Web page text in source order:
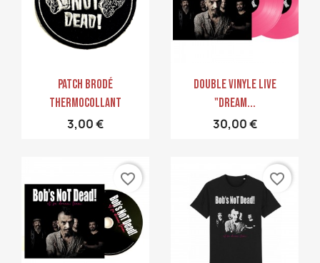
Aperçu rapide
PATCH Brodé
Thermocollant
3,00 €
Aperçu rapide
Double Vinyle LIVE
"Dream...
30,00 €
favorite_border favorite_border